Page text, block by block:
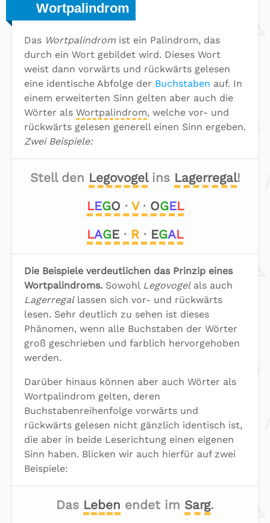
Wortpalindrom
Das Wortpalindromist ein Palindrom, das
durch ein Wort gebildet wird. Dieses Wort
weist dann vorwärts und rückwärts gelesen
eine identische Abfolge der Buchstaben auf. In
einem erweiterten Sinn gelten aber auch die
Wörter als Wortpalindrom, welche vor- und
rückwärts gelesen generell einen Sinn ergeben.
Zwei Beispiele:
Stell den Legovogel ins Lagerregal!
LEGO · V· OGEL
LAGE · R · EGAL
Die Beispiele verdeutlichen das Prinzip eines
Wortpalindroms. Sowohl Legovogelals auch
Lagerregallassen sich vor- und rückwärts
lesen. Sehr deutlich zu sehen ist dieses
Phänomen, wenn alle Buchstaben der Wörter
groß geschrieben und farblich hervorgehoben
werden.
Darüber hinaus können aber auch Wörter als
Wortpalindrom gelten, deren
Buchstabenreihenfolge vorwärts und
rückwärts gelesen nicht gänzlich identisch ist,
die aber in beide Leserichtung einen eigenen
Sinn haben. Blicken wir auch hierfür auf zwei
Beispiele:
Das Leben endet im Sarg.